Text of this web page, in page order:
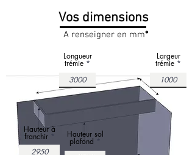
Vos dimensions
A renseigner en mm*
Largeur
trémie
Longueur
trémie
Hauteur sol
plafond
Hauteur à
franchir